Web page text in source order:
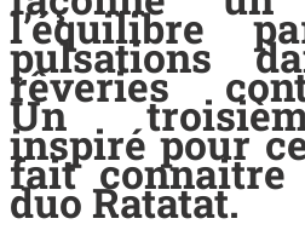
l’équilibre
pulsations
rêveries
Un
inspiré pour
fait
duo Ratatat.